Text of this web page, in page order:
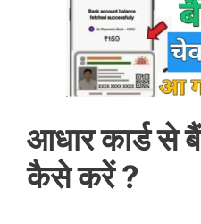
आधार कार्ड
कैसे करें ?